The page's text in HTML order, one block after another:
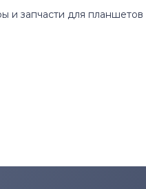
и запчасти для планшетов